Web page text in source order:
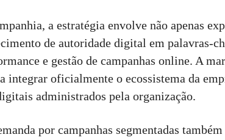
a estratégia envolve não apenas
de autoridade digital em palavras-
e gestão de campanhas online. A
integrar oficialmente o ecossistema da
administrados pela organização.
por campanhas segmentadas